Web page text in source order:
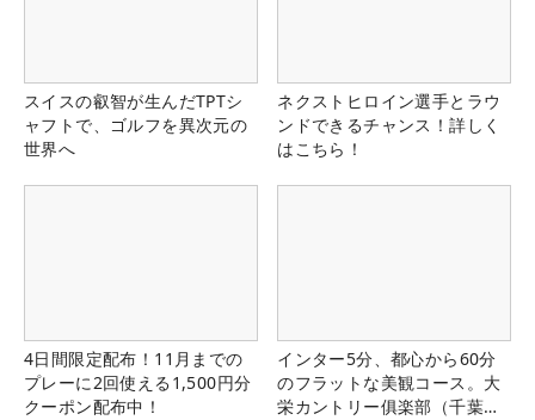
スイスの叡智が生んだTPTシ
ャフトで、ゴルフを異次元の
世界へ
ネクストヒロイン選手とラウ
ンドできるチャンス！詳しく
はこちら！
4日間限定配布！11月までの
プレーに2回使える1,500円分
クーポン配布中！
インター5分、都心から60分
のフラットな美観コース。大
栄カントリー俱楽部（千葉